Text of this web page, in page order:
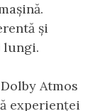
și
lungi.
Atmos
experienței